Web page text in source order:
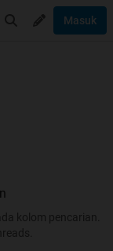
Masuk
kolom pencarian.